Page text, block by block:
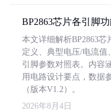
BP2863芯片各引脚
本文详细解析BP2863
定义、典型电压/电流
引脚参数对照表。内容
用电路设计要点，数据
（版本V1.2）。
2026年8月4日